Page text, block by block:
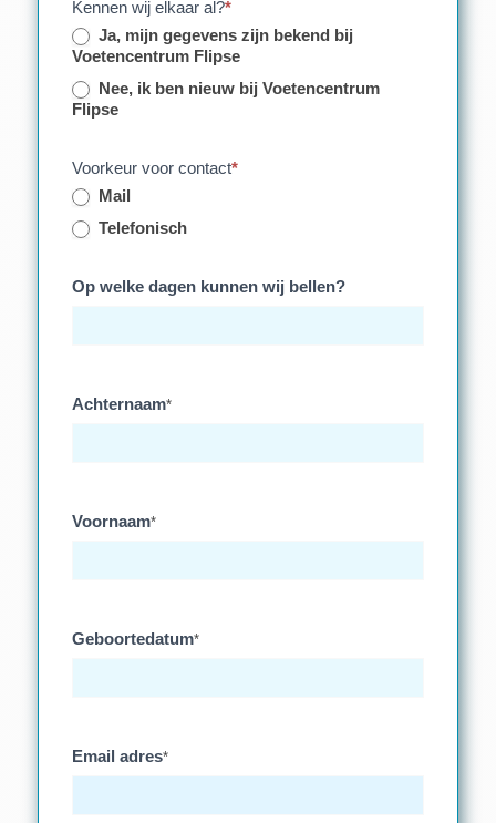
Kennen wij elkaar al?*
Ja, mijn gegevens zijn bekend bij
Voetencentrum Flipse
Nee, ik ben nieuw bij Voetencentrum
Flipse
Voorkeur voor contact*
Mail
Telefonisch
Op welke dagen kunnen wij bellen?
Achternaam*
Voornaam*
Geboortedatum*
Email adres*